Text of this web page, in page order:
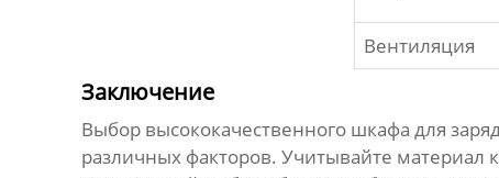
Вентиляция
Заключение
Выбор высококачественного шкафа для
различных факторов. Учитывайте материал